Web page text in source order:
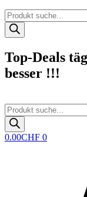
Products
search
Top-Deals
besser !!!
Products
search
0.00CHF 0